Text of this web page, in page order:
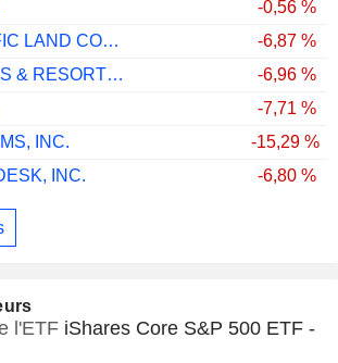
-0,56 %
TEXAS PACIFIC LAND CORPORATION
-6,87 %
HOST HOTELS & RESORTS, INC.
-6,96 %
-7,71 %
INC.
-15,29 %
INC.
-6,80 %
l'ETF iShares Core S&P 500 ETF -